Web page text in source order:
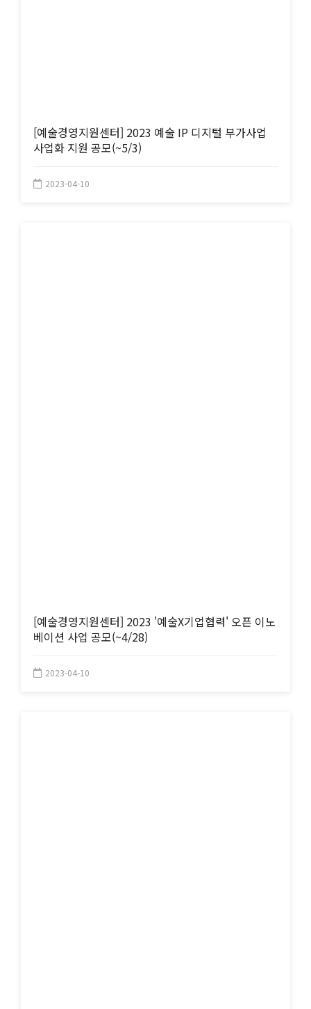
[예술경영지원센터] 2023 예술 IP 디지털 부가사업
사업화 지원 공모(~5/3)
2023-04-10
[예술경영지원센터] 2023 '예술X기업협력' 오픈 이노
베이션 사업 공모(~4/28)
2023-04-10